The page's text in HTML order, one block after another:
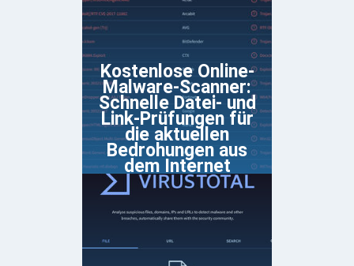
Kostenlose Online-
Malware-Scanner:
Schnelle Datei- und
Link-Prüfungen für
die aktuellen
Bedrohungen aus
dem Internet